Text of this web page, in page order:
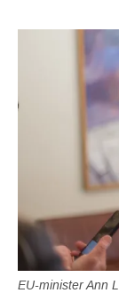
EU-minister Ann